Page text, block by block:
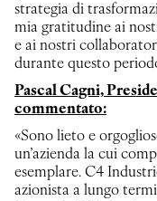
strategia di
mia gratitudine ai
e ai nostri
durante questo
Pascal Cagni,
commentato:
«Sono lieto e
un’azienda la cui
esemplare. C4
azionista a lungo